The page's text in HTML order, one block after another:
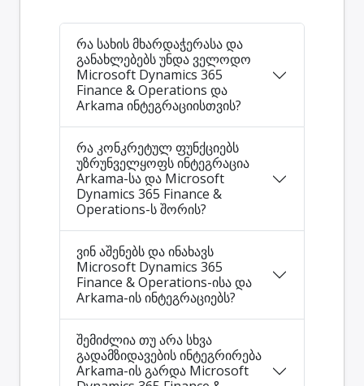
რა სახის მხარდაჭერასა და
განახლებებს უნდა ველოდო
Microsoft Dynamics 365
Finance & Operations და
Arkama ინტეგრაციისთვის?
რა კონკრეტულ ფუნქციებს
უზრუნველყოფს ინტეგრაცია
Arkama-სა და Microsoft
Dynamics 365 Finance &
Operations-ს შორის?
ვინ აშენებს და ინახავს
Microsoft Dynamics 365
Finance & Operations-ისა და
Arkama-ის ინტეგრაციებს?
შემიძლია თუ არა სხვა
გადამზიდავების ინტეგრირება
Arkama-ის გარდა Microsoft